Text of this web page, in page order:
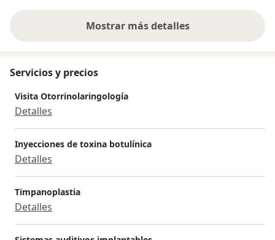
Epidemióloga clínica de la Universidad de Toronto.
Mostrar más detalles
sobre la experiencia
Servicios y precios
Visita Otorrinolaringología
Detalles
Inyecciones de toxina botulínica
Detalles
Timpanoplastia
Detalles